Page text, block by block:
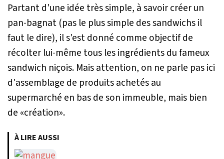
Partant d'une idée très simple, à savoir créer un
pan-bagnat (pas le plus simple des sandwichs il
faut le dire), il s'est donné comme objectif de
récolter lui-même tous les ingrédients du fameux
sandwich niçois. Mais attention, on ne parle pas ici
d'assemblage de produits achetés au
supermarché en bas de son immeuble, mais bien
de «création».
À LIRE AUSSI